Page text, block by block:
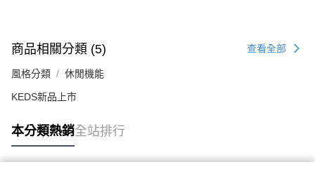
商品相關分類 (5) 查看全部
風格分類 休閒機能
KEDS新品上市
本分類熱銷全站排行